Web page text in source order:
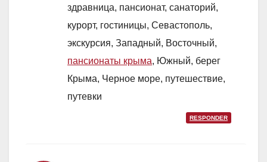
здравница, пансионат, санаторий,
курорт, гостиницы, Севастополь,
экскурсия, Западный, Восточный,
пансионаты крыма, Южный, берег
Крыма, Черное море, путешествие,
путевки
RESPONDER